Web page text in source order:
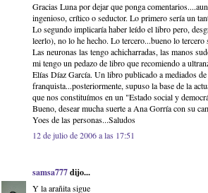
Gracias Luna por dejar que ponga
ingenioso, crítico o seductor. Lo primero sería un
Lo segundo implicaría haber leído el libro pero,
leerlo), no lo he hecho. Lo tercero...bueno lo tercero
Las neuronas las tengo achicharradas, las manos
mi tengo un pedazo de libro que recomiendo a
Elías Díaz García. Un libro publicado a mediados
franquista...posteriormente, supuso la base de la
que nos constituímos en un "Estado social y
Bueno, desear mucha suerte a Ana Gorría con su
Yoes de las personas...Saludos
12 de julio de 2006 a las 17:51
samsa777dijo...
Y la arañita sigue